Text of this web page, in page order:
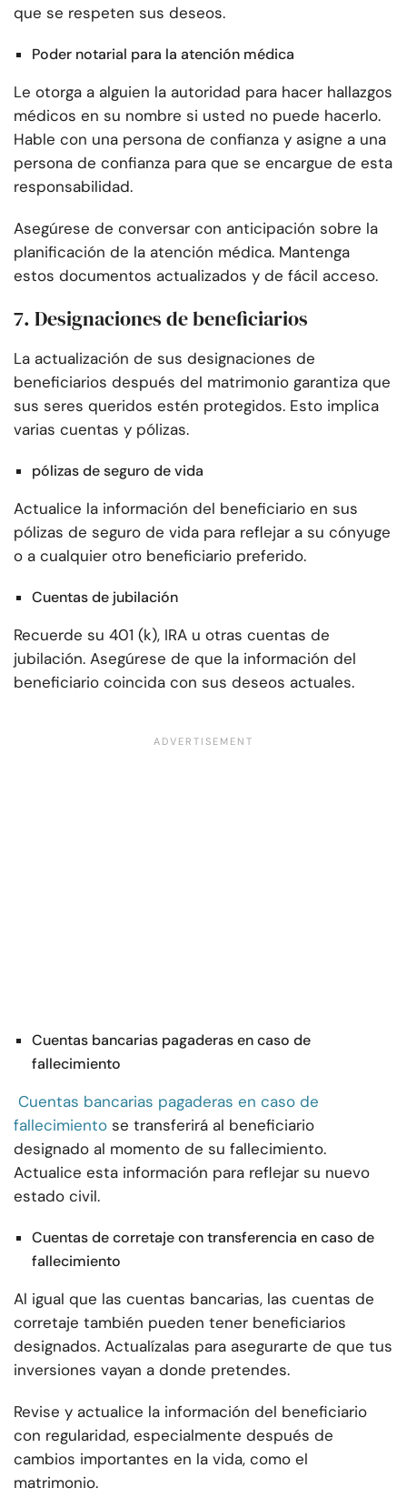
que se respeten sus deseos.
Poder notarial para la atención médica
Le otorga a alguien la autoridad para hacer hallazgos
médicos en su nombre si usted no puede hacerlo.
Hable con una persona de confianza y asigne a una
persona de confianza para que se encargue de esta
responsabilidad.
Asegúrese de conversar con anticipación sobre la
planificación de la atención médica. Mantenga
estos documentos actualizados y de fácil acceso.
7. Designaciones de beneficiarios
La actualización de sus designaciones de
beneficiarios después del matrimonio garantiza que
sus seres queridos estén protegidos. Esto implica
varias cuentas y pólizas.
pólizas de seguro de vida
Actualice la información del beneficiario en sus
pólizas de seguro de vida para reflejar a su cónyuge
o a cualquier otro beneficiario preferido.
Cuentas de jubilación
Recuerde su 401 (k), IRA u otras cuentas de
jubilación. Asegúrese de que la información del
beneficiario coincida con sus deseos actuales.
Cuentas bancarias pagaderas en caso de
fallecimiento
Cuentas bancarias pagaderas en caso de
fallecimiento se transferirá al beneficiario
designado al momento de su fallecimiento.
Actualice esta información para reflejar su nuevo
estado civil.
Cuentas de corretaje con transferencia en caso de
fallecimiento
Al igual que las cuentas bancarias, las cuentas de
corretaje también pueden tener beneficiarios
designados. Actualízalas para asegurarte de que tus
inversiones vayan a donde pretendes.
Revise y actualice la información del beneficiario
con regularidad, especialmente después de
cambios importantes en la vida, como el
matrimonio.